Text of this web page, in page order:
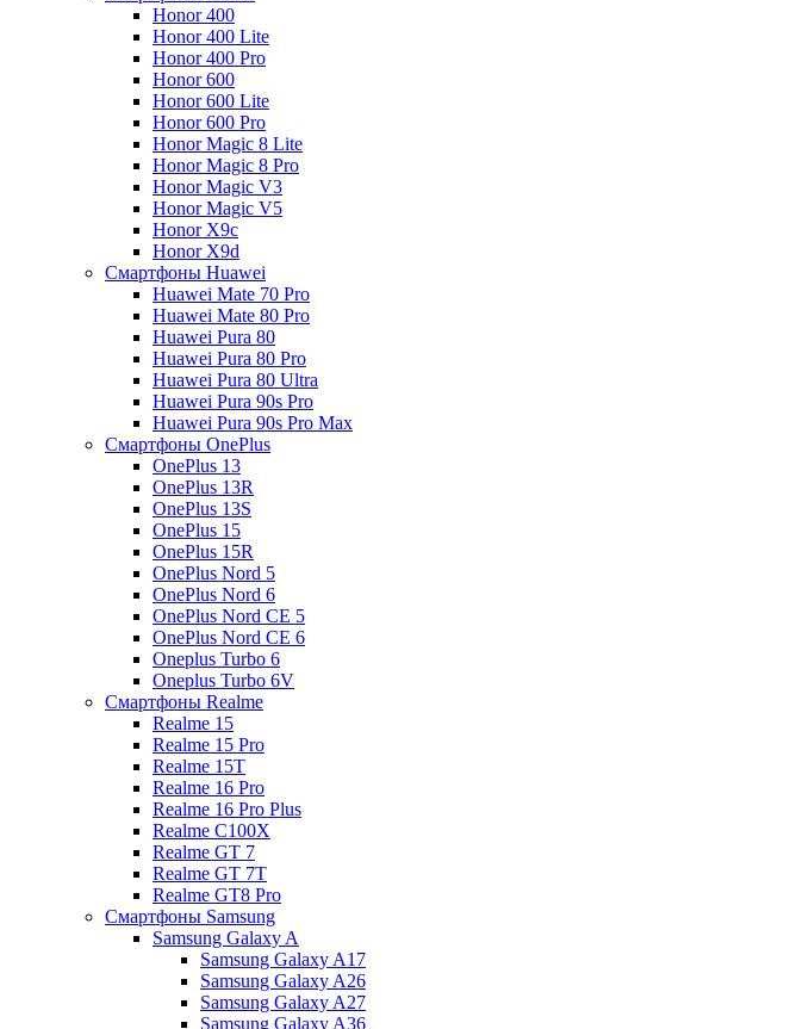
Honor 400
Honor 400 Lite
Honor 400 Pro
Honor 600
Honor 600 Lite
Honor 600 Pro
Honor Magic 8 Lite
Honor Magic 8 Pro
Honor Magic V3
Honor Magic V5
Honor X9c
Honor X9d
Смартфоны Huawei
Huawei Mate 70 Pro
Huawei Mate 80 Pro
Huawei Pura 80
Huawei Pura 80 Pro
Huawei Pura 80 Ultra
Huawei Pura 90s Pro
Huawei Pura 90s Pro Max
Смартфоны OnePlus
OnePlus 13
OnePlus 13R
OnePlus 13S
OnePlus 15
OnePlus 15R
OnePlus Nord 5
OnePlus Nord 6
OnePlus Nord CE 5
OnePlus Nord CE 6
Oneplus Turbo 6
Oneplus Turbo 6V
Смартфоны Realme
Realme 15
Realme 15 Pro
Realme 15T
Realme 16 Pro
Realme 16 Pro Plus
Realme C100X
Realme GT 7
Realme GT 7T
Realme GT8 Pro
Смартфоны Samsung
Samsung Galaxy A
Samsung Galaxy A17
Samsung Galaxy A26
Samsung Galaxy A27
Samsung Galaxy A36